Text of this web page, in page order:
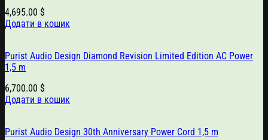
4,695.00 $
Додати в кошик
Purist Audio Design Diamond Revision Limited Edition AC Power
1,5 m
6,700.00 $
Додати в кошик
Purist Audio Design 30th Anniversary Power Cord 1,5 m